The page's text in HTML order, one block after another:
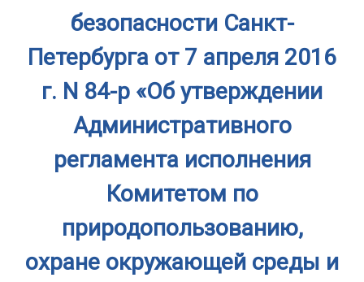
безопасности Санкт-
Петербурга от 7 апреля 2016
г. N 84-р «Об утверждении
Административного
регламента исполнения
Комитетом по
природопользованию,
охране окружающей среды и